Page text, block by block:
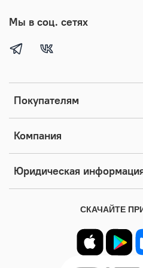
Покупателям
Компания
Юридическая
Мы в соц. сетях
СКАЧАЙТЕ